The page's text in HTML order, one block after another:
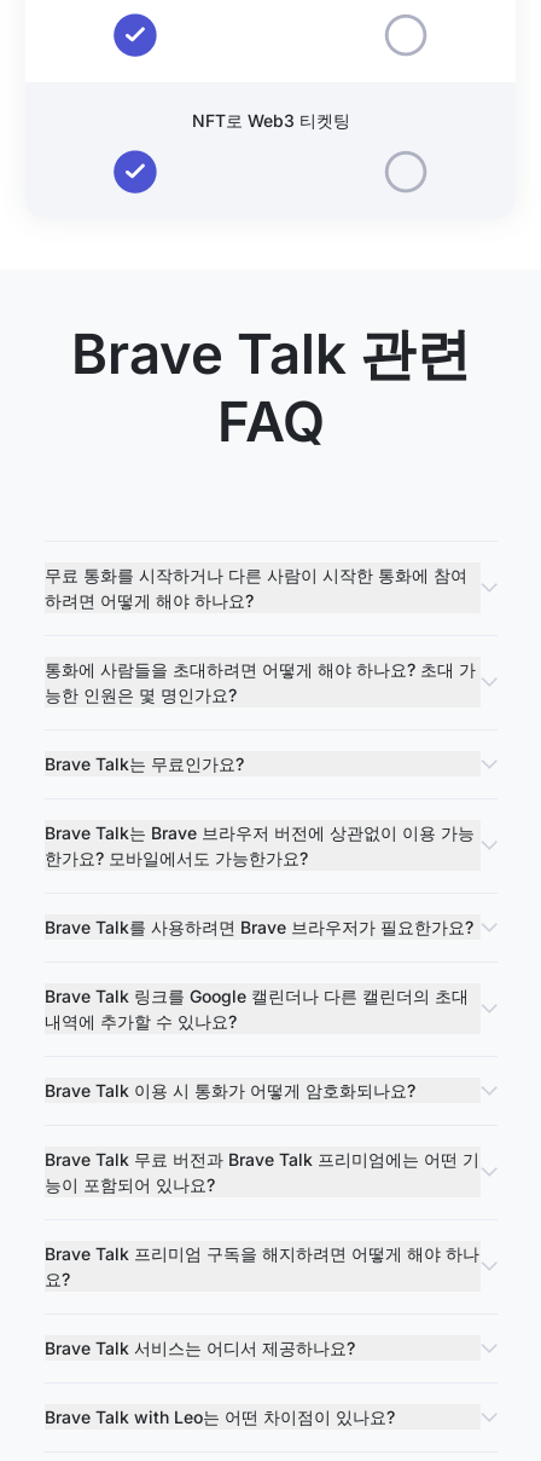
NFT로 Web3 티켓팅
Brave Talk 관련
FAQ
무료 통화를 시작하거나 다른 사람이 시작한 통화에 참여
하려면 어떻게 해야 하나요?
통화에 사람들을 초대하려면 어떻게 해야 하나요? 초대 가
능한 인원은 몇 명인가요?
Brave Talk는 무료인가요?
Brave Talk는 Brave 브라우저 버전에 상관없이 이용 가능
한가요? 모바일에서도 가능한가요?
Brave Talk를 사용하려면 Brave 브라우저가 필요한가요?
Brave Talk 링크를 Google 캘린더나 다른 캘린더의 초대
내역에 추가할 수 있나요?
Brave Talk 이용 시 통화가 어떻게 암호화되나요?
Brave Talk 무료 버전과 Brave Talk 프리미엄에는 어떤 기
능이 포함되어 있나요?
Brave Talk 프리미엄 구독을 해지하려면 어떻게 해야 하나
요?
Brave Talk 서비스는 어디서 제공하나요?
Brave Talk with Leo는 어떤 차이점이 있나요?